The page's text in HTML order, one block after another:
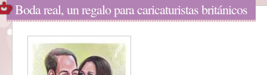
Boda real, un regalo para caricaturistas británicos